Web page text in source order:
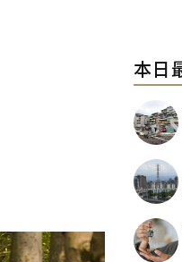
本日